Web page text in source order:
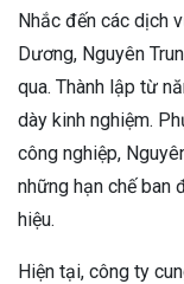
Nhắc đến các dịch
Dương, Nguyên
qua. Thành lập từ
dày kinh nghiệm.
công nghiệp,
những hạn chế
hiệu.
Hiện tại, công ty